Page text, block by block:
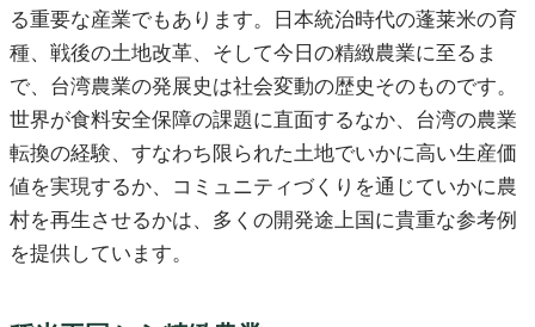
る重要な産業でもあります。日本統治時代の蓬莱米の育
種、戦後の土地改革、そして今日の精緻農業に至るま
で、台湾農業の発展史は社会変動の歴史そのものです。
世界が食料安全保障の課題に直面するなか、台湾の農業
転換の経験、すなわち限られた土地でいかに高い生産価
値を実現するか、コミュニティづくりを通じていかに農
村を再生させるかは、多くの開発途上国に貴重な参考例
を提供しています。